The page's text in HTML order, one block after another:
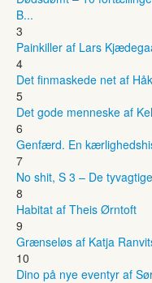
B...
3
Painkiller af Lars
4
Det finmaskede net af
5
Det gode menneske af
6
Genfærd. En
7
No shit, S 3 – De
8
Habitat af Theis Ørntoft
9
Grænseløs af Katja
10
Dino på nye eventyr af